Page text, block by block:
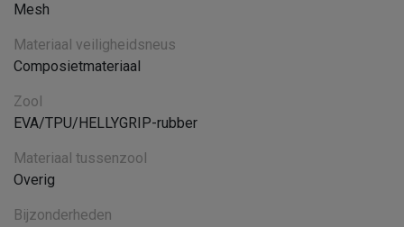
Mesh
Materiaal veiligheidsneus
Composietmateriaal
Zool
EVA/TPU/HELLYGRIP-rubber
Materiaal tussenzool
Overig
Bijzonderheden